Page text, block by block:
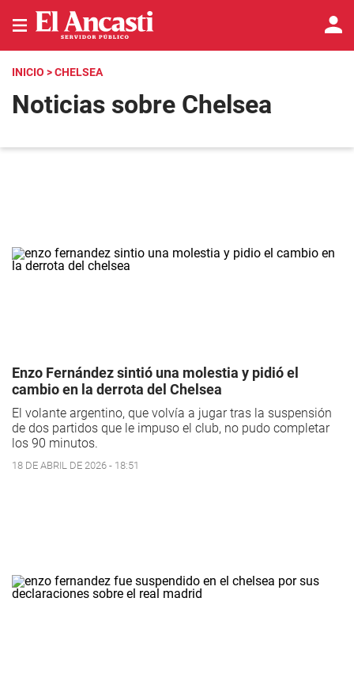
INICIO > CHELSEA
Noticias sobre Chelsea
Enzo Fernández sintió una molestia y pidió el
cambio en la derrota del Chelsea
El volante argentino, que volvía a jugar tras la suspensión
de dos partidos que le impuso el club, no pudo completar
los 90 minutos.
18 DE ABRIL DE 2026 - 18:51